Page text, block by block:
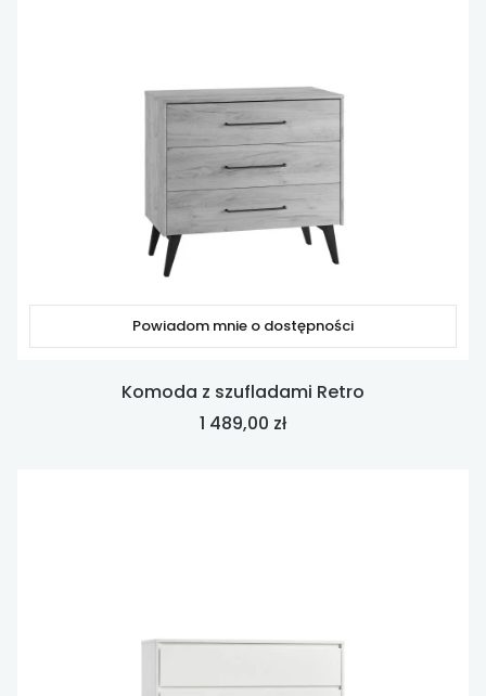
Powiadom mnie o dostępności
Komoda z szufladami Retro
Cena
1 489,00 zł